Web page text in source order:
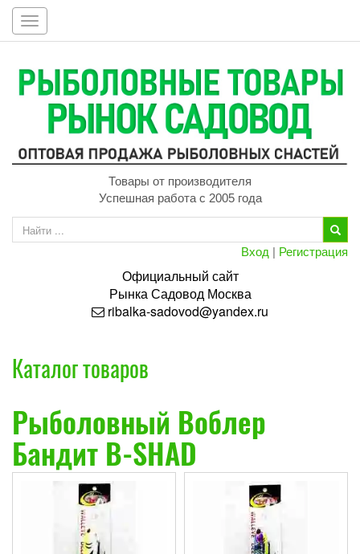
Toggle
navigation
Товары от производителя
Успешная работа с 2005 года
Вход | Регистрация
Официальный сайт
РынкаСадовод Москва
ribalka-sadovod@yandex.ru
Каталог товаров
Рыболовный Воблер
Бандит B-SHAD